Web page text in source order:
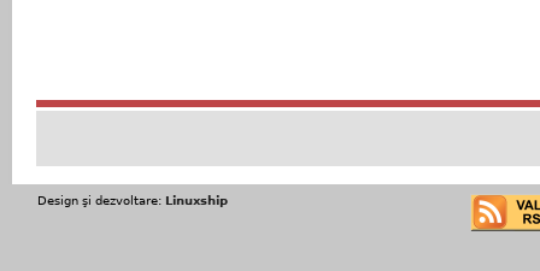
Design şi dezvoltare: Linuxship